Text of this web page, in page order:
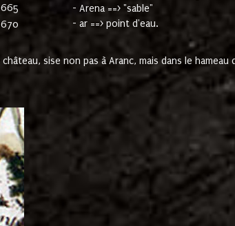
- Arena ==> "sable"
- ar ==> point d'eau.
sise non pas à Aranc, mais dans le